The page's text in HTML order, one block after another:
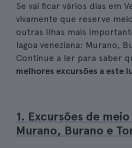
Se vai ficar vários dias em
vivamente que reserve
outras ilhas mais
lagoa veneziana: Murano,
Continue a ler para saber
melhores excursões a este
1. Excursões de
Murano, Burano e